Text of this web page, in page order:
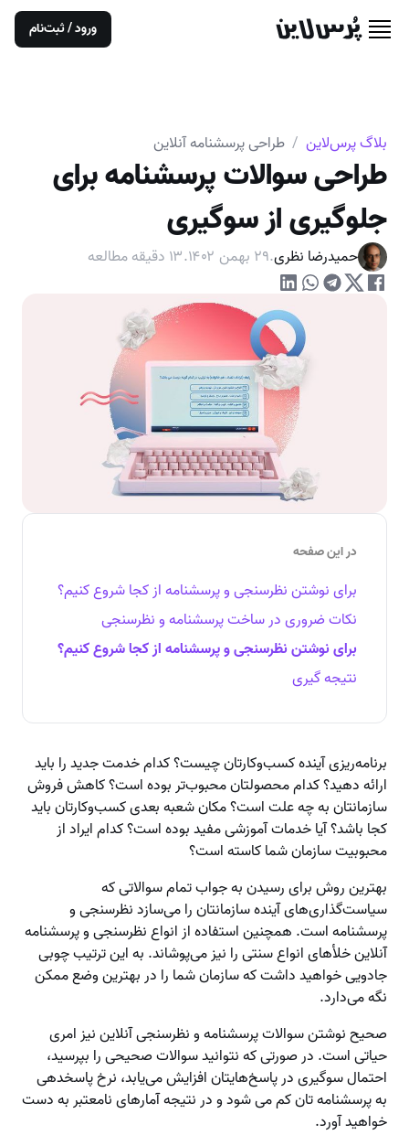
ورود / ثبت‌نام
بلاگ پرس‌لاین / طراحی پرسشنامه آنلاین
طراحی سوالات پرسشنامه برای
جلوگیری از سوگیری
حمیدرضا نظری.۲۹ بهمن ۱۴۰۲ .۱۳ دقیقه مطالعه
در این صفحه
برای نوشتن نظرسنجی و پرسشنامه از کجا شروع کنیم؟
نکات ضروری در ساخت پرسشنامه و نظرسنجی
برای نوشتن نظرسنجی و پرسشنامه از کجا شروع کنیم؟
نتیجه گیری
برنامه‌ریزی آینده کسب‌وکارتان چیست؟ کدام خدمت جدید را باید
ارائه دهید؟ کدام محصولتان محبوب‌تر بوده است؟ کاهش فروش
سازمانتان به چه علت است؟ مکان شعبه بعدی کسب‌وکارتان باید
کجا باشد؟ آیا خدمات آموزشی مفید بوده است؟ کدام ایراد از
محبوبیت سازمان شما کاسته است؟
بهترین روش برای رسیدن به جواب تمام سوالاتی که
سیاست‌گذاری‌های آینده سازمانتان را می‌سازد نظرسنجی و
پرسشنامه است. همچنین استفاده از انواع نظرسنجی و پرسشنامه
آنلاین خلأهای انواع سنتی را نیز می‌پوشاند. به این ترتیب چوبی
جادویی خواهید داشت که سازمان شما را در بهترین وضع ممکن
نگه می‌دارد.
صحیح نوشتن سوالات پرسشنامه و نظرسنجی آنلاین نیز امری
حیاتی است. در صورتی که نتوانید سوالات صحیحی را بپرسید،
احتمال سوگیری در پاسخ‌هایتان افزایش می‌یابد، نرخ پاسخدهی
به پرسشنامه تان کم می شود و در نتیجه آمارهای نامعتبر به دست
خواهید آورد.